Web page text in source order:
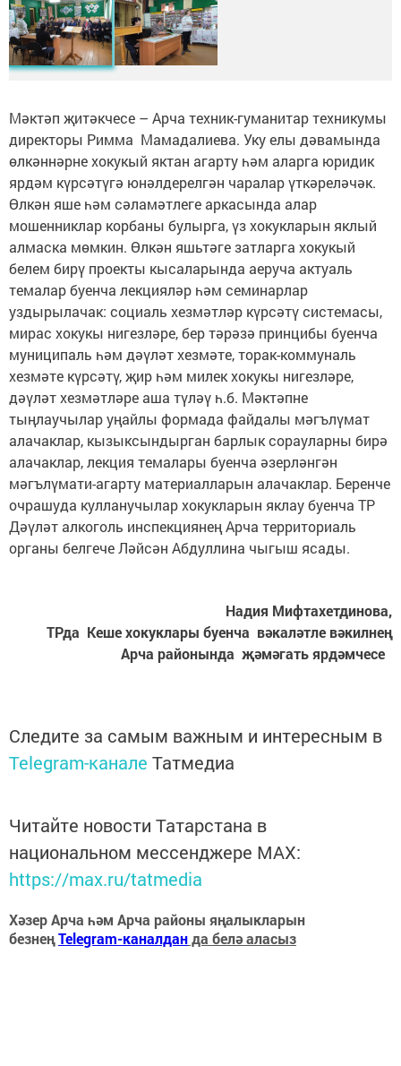
Мәктәп җитәкчесе – Арча техник-гуманитар техникумы
директоры Римма Мамадалиева. Уку елы дәвамында
өлкәннәрне хокукый яктан агарту һәм аларга юридик
ярдәм күрсәтүгә юнәлдерелгән чаралар үткәреләчәк.
Өлкән яше һәм сәламәтлеге аркасында алар
мошенниклар корбаны булырга, үз хокукларын яклый
алмаска мөмкин. Өлкән яшьтәге затларга хокукый
белем бирү проекты кысаларында аеруча актуаль
темалар буенча лекцияләр һәм семинарлар
уздырылачак: социаль хезмәтләр күрсәтү системасы,
мирас хокукы нигезләре, бер тәрәзә принцибы буенча
муниципаль һәм дәүләт хезмәте, торак-коммуналь
хезмәте күрсәтү, җир һәм милек хокукы нигезләре,
дәүләт хезмәтләре аша түләү һ.б. Мәктәпне
тыңлаучылар уңайлы формада файдалы мәгълүмат
алачаклар, кызыксындырган барлык сорауларны бирә
алачаклар, лекция темалары буенча әзерләнгән
мәгълүмати-агарту материалларын алачаклар. Беренче
очрашуда кулланучылар хокукларын яклау буенча ТР
Дәүләт алкоголь инспекциянең Арча территориаль
органы белгече Ләйсән Абдуллина чыгыш ясады.
Надия Мифтахетдинова,
ТРда Кеше хокуклары буенча вәкаләтле вәкилнең
Арча районында җәмәгать ярдәмчесе
Следите за самым важным и интересным в
Telegram-канале Татмедиа
Читайте новости Татарстана в
национальном мессенджере MАХ:
https://max.ru/tatmedia
Хәзер Арча һәм Арча районы яңалыкларын
безнеңTelegram-каналданда белә аласыз